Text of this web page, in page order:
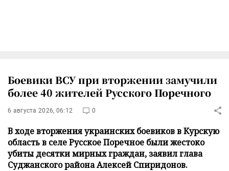
Боевики ВСУ при вторжении замучили
более 40 жителей Русского Поречного
6 августа 2026, 06:12 0
В ходе вторжения украинских боевиков в Курскую
область в селе Русское Поречное были жестоко
убиты десятки мирных граждан, заявил глава
Суджанского района Алексей Спиридонов.